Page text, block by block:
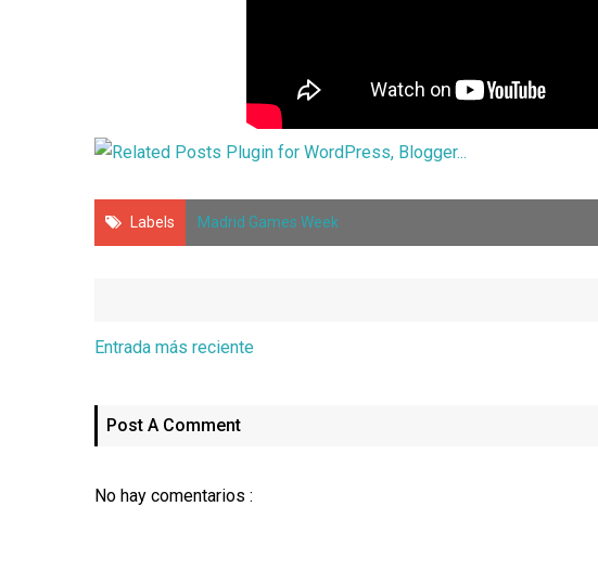
Labels Madrid Games Week
Entrada más reciente
Post A Comment
No hay comentarios :